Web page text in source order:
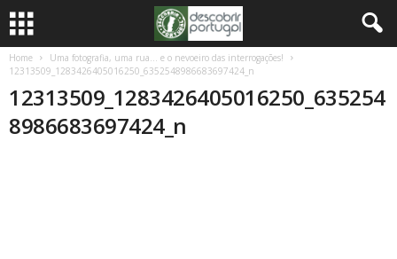
Home
Uma fotografia, uma rua… e o nevoeiro das interrogações!
12313509_1283426405016250_6352548986683697424_n
12313509_1283426405016250_635254
8986683697424_n